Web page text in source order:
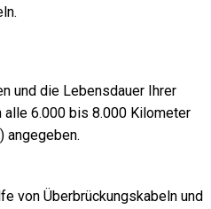
und die Lebensdauer Ihrer
alle 6.000 bis 8.000 Kilometer
angegeben.
von Überbrückungskabeln und